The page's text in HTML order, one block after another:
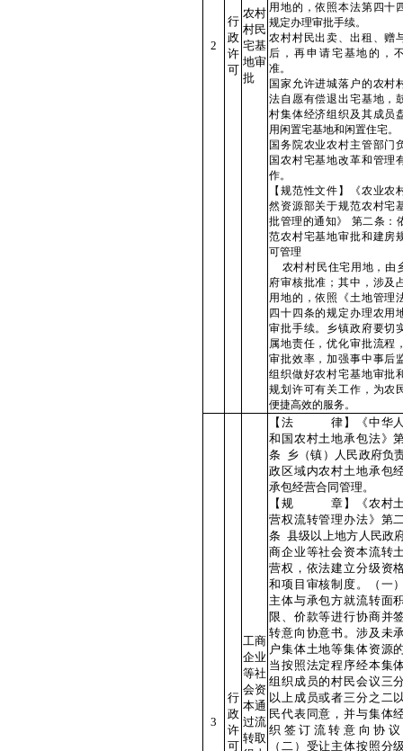
2
行
政
许
可
农村
村民
宅基
地审
批
用地的，依照本法第四十
规定办理审批手续。
农村村民出卖、出租、赠
后，再申请宅基地的，
准。
国家允许进城落户的农村
法自愿有偿退出宅基地，
村集体经济组织及其成员
用闲置宅基地和闲置住宅。
国务院农业农村主管部门
国农村宅基地改革和管理
作。
【规范性文件】《农业农
然资源部关于规范农村宅
批管理的通知》 第二条：
范农村宅基地审批和建房
可管理
农村村民住宅用地，由
府审核批准；其中，涉及
用地的，依照《土地管理
四十四条的规定办理农用
审批手续。乡镇政府要切
属地责任，优化审批流程
审批效率，加强事中事后
组织做好农村宅基地审批
规划许可有关工作，为农
便捷高效的服务。
3
行
政
许
可
工商
企业
等社
会资
本通
过流
转取
【法 律】《中华人
和国农村土地承包法》
条 乡（镇）人民政府负
政区域内农村土地承包
承包经营合同管理。
【规 章】《农村土
营权流转管理办法》第
条 县级以上地方人民政
商企业等社会资本流转
营权，依法建立分级资
和项目审核制度。（一
主体与承包方就流转面
限、价款等进行协商并
转意向协意书。涉及未
户集体土地等集体资源
当按照法定程序经本集
组织成员的村民会议三
以上成员或者三分之二
民代表同意，并与集体
织签订流转意向协
（二）受让主体按照分